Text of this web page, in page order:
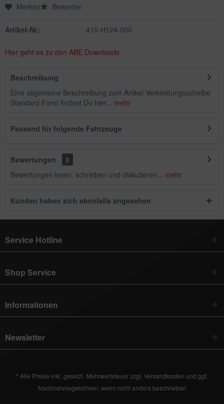
Merken Bewerten
Artikel-Nr.: 410-H124-000
Hier geht es zu den ABE Downloads
Beschreibung
Eine allgemeine Beschreibung zum Artikel Verkleidungsscheibe
Standard Form findest Du hier... mehr
Passend für folgende Fahrzeuge
Bewertungen
0
Bewertungen lesen, schreiben und diskutieren... mehr
Kunden haben sich ebenfalls angesehen
Service Hotline
Shop Service
Informationen
Newsletter
* Alle Preise inkl. gesetzl. Mehrwertsteuer zzgl. Versandkosten und ggf.
Nachnahmegebühren, wenn nicht anders beschrieben